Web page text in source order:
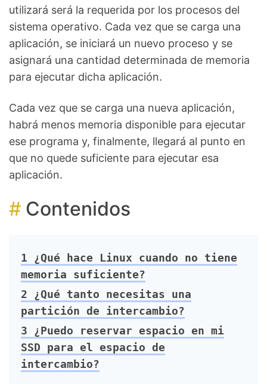
utilizará será la requerida por los procesos del
sistema operativo. Cada vez que se carga una
aplicación, se iniciará un nuevo proceso y se
asignará una cantidad determinada de memoria
para ejecutar dicha aplicación.
Cada vez que se carga una nueva aplicación,
habrá menos memoria disponible para ejecutar
ese programa y, finalmente, llegará al punto en
que no quede suficiente para ejecutar esa
aplicación.
Contenidos
1 ¿Qué hace Linux cuando no tiene
memoria suficiente?
2 ¿Qué tanto necesitas una
partición de intercambio?
3 ¿Puedo reservar espacio en mi
SSD para el espacio de
intercambio?